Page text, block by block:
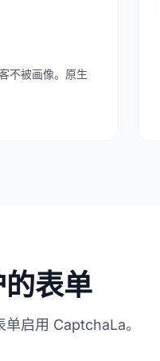
不被画像。原生
表单
启用 CaptchaLa。